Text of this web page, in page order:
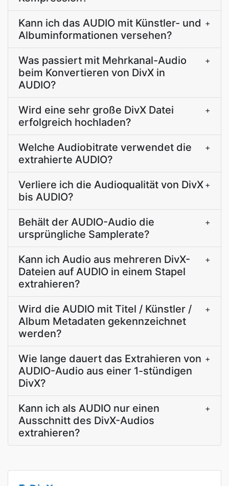
Kann ich das AUDIO mit Künstler- und
Albuminformationen versehen?
+
Was passiert mit Mehrkanal-Audio
beim Konvertieren von DivX in
AUDIO?
+
Wird eine sehr große DivX Datei
erfolgreich hochladen?
+
Welche Audiobitrate verwendet die
extrahierte AUDIO?
+
Verliere ich die Audioqualität von DivX
bis AUDIO?
+
Behält der AUDIO-Audio die
ursprüngliche Samplerate?
+
Kann ich Audio aus mehreren DivX-
Dateien auf AUDIO in einem Stapel
extrahieren?
+
Wird die AUDIO mit Titel / Künstler /
Album Metadaten gekennzeichnet
werden?
+
Wie lange dauert das Extrahieren von
AUDIO-Audio aus einer 1-stündigen
DivX?
+
Kann ich als AUDIO nur einen
Ausschnitt des DivX-Audios
extrahieren?
+